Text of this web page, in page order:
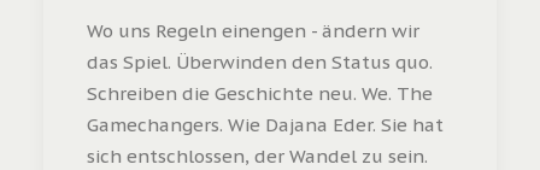
Wo uns Regeln einengen - ändern wir
das Spiel. Überwinden den Status quo.
Schreiben die Geschichte neu. We. The
Gamechangers. Wie Dajana Eder. Sie hat
sich entschlossen, der Wandel zu sein.